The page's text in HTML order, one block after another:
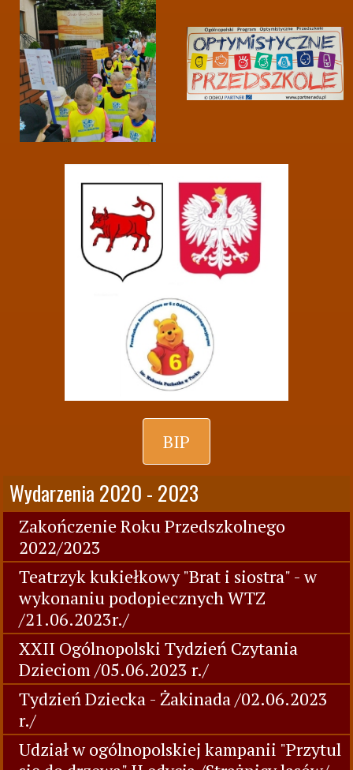
BIP
Wydarzenia 2020 - 2023
Zakończenie Roku Przedszkolnego
2022/2023
Teatrzyk kukiełkowy "Brat i siostra" - w
wykonaniu podopiecznych WTZ
/21.06.2023r./
XXII Ogólnopolski Tydzień Czytania
Dzieciom /05.06.2023 r./
Tydzień Dziecka - Żakinada /02.06.2023
r./
Udział w ogólnopolskiej kampanii "Przytul